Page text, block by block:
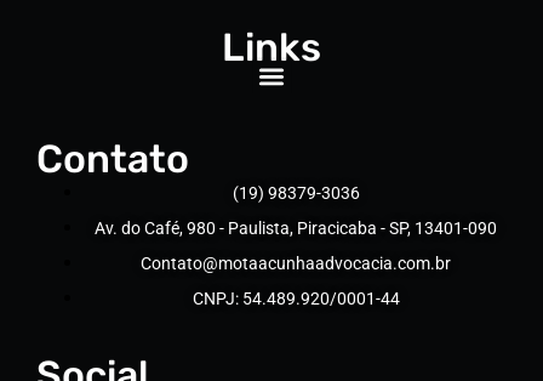
Links
Contato
(19) 98379-3036
Av. do Café, 980 - Paulista, Piracicaba - SP, 13401-090
Contato@motaacunhaadvocacia.com.br
CNPJ: 54.489.920/0001-44